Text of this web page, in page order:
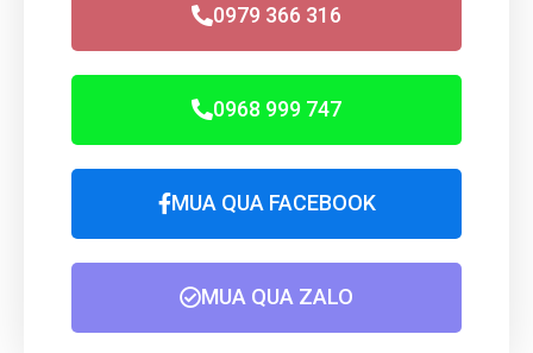
0979 366 316
0968 999 747
MUA QUA FACEBOOK
MUA QUA ZALO